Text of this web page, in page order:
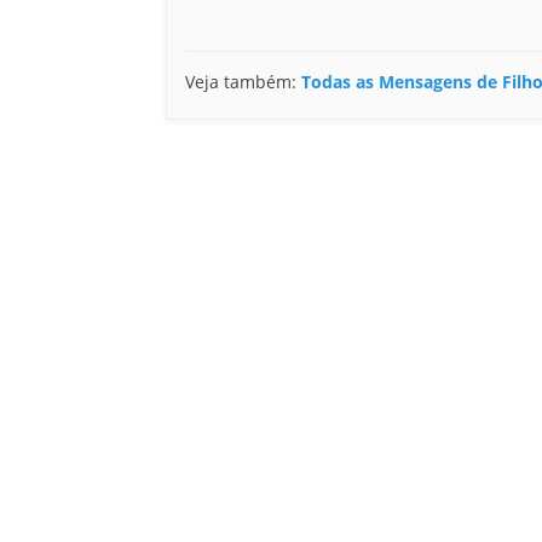
Veja também: Todas as Mensagens de Filho